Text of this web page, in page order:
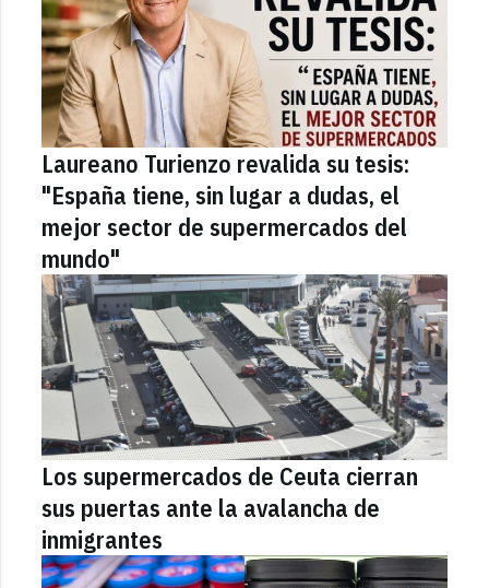
Laureano Turienzo revalida su tesis:
"España tiene, sin lugar a dudas, el
mejor sector de supermercados del
mundo"
Los supermercados de Ceuta cierran
sus puertas ante la avalancha de
inmigrantes